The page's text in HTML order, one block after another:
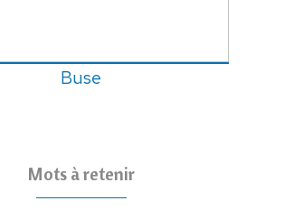
Buse
Mots à retenir